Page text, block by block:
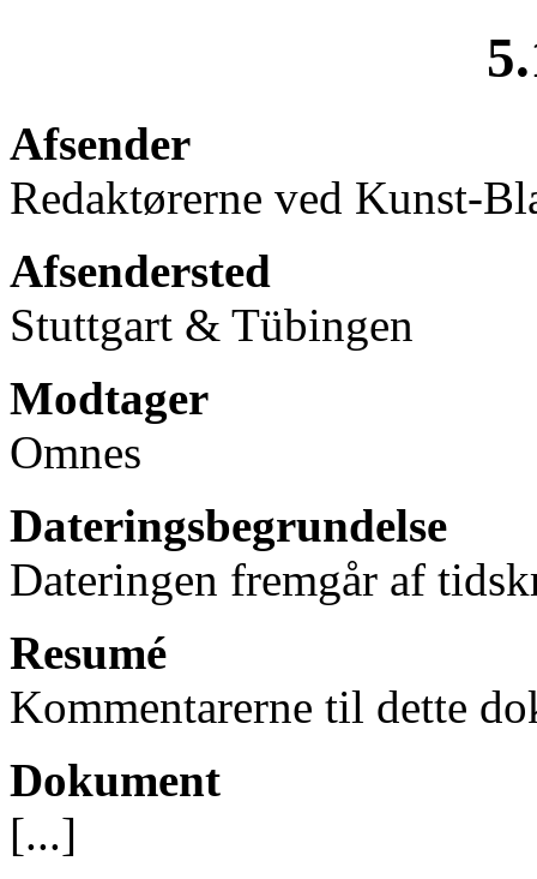
Afsender
Redaktørerne ved Kunst-
Afsendersted
Stuttgart & Tübingen
Modtager
Omnes
Dateringsbegrundelse
Dateringen fremgår af
Resumé
Kommentarerne til dette
Dokument
[...]